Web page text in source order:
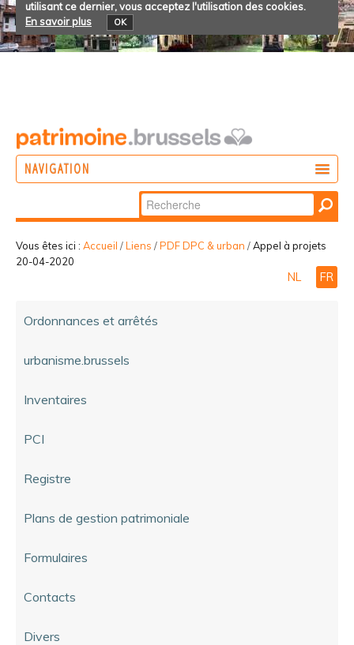
utilisant ce dernier, vous acceptez l'utilisation des cookies.
En savoir plus
OK
NAVIGATION
PARTICIPER
Chercher par
Recherche
avancée…
Vous êtes ici : Accueil /Liens /PDF DPC & urban /Appel à projets
20-04-2020
NL FR
Ordonnances et arrêtés
urbanisme.brussels
Inventaires
PCI
Registre
Plans de gestion patrimoniale
Formulaires
Contacts
Divers